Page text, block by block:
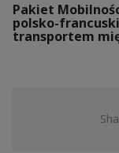
Pakiet
polsko-
transportem